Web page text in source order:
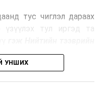
технологийг лагийн
тус чиглэл дараах
үзүүлэх тул иргэд та
УНШИХ